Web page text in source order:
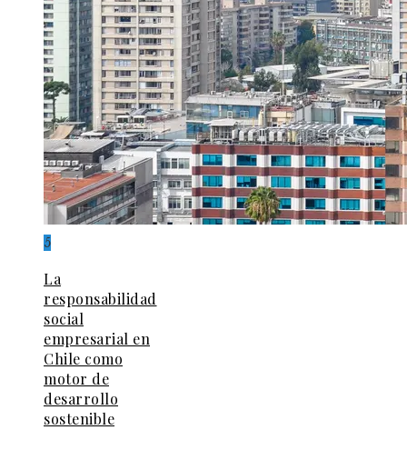
5
La
responsabilidad
social
empresarial en
Chile como
motor de
desarrollo
sostenible